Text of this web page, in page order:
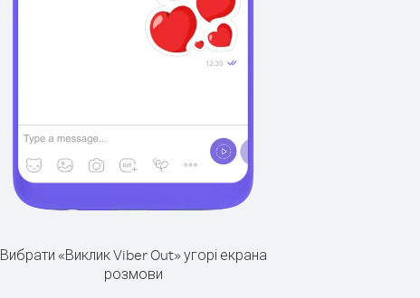
Вибрати «Виклик Viber Out» угорі екрана
розмови